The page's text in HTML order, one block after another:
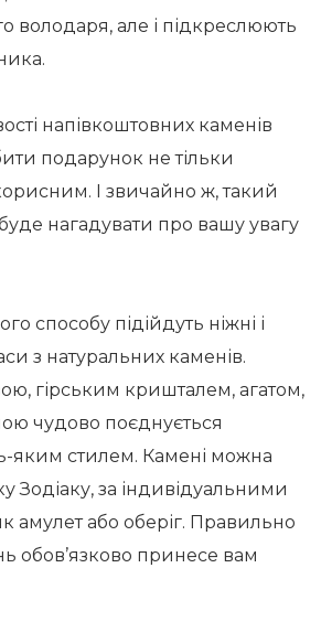
володаря, але і підкреслюють
напівкоштовних каменів
подарунок не тільки
І звичайно ж, такий
нагадувати про вашу увагу
способу підійдуть ніжні і
з натуральних каменів.
гірським кришталем, агатом,
чудово поєднується
яким стилем. Камені можна
Зодіаку, за індивідуальними
амулет або оберіг. Правильно
обов’язково принесе вам